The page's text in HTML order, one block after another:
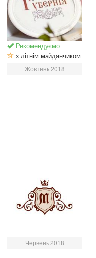
Рекомендуємо
з літнім майданчиком
Жовтень 2018
Червень 2018